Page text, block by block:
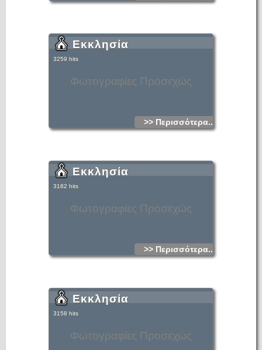
Φωτογραφίες Προσεχώς
Εκκλησία
3259 hits
>> Περισσότερα...
Φωτογραφίες Προσεχώς
Εκκλησία
3182 hits
>> Περισσότερα...
Φωτογραφίες Προσεχώς
Εκκλησία
3158 hits